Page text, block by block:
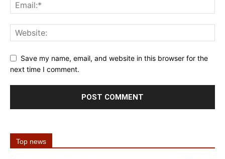
Save my name, email, and website in this browser for the
next time I comment.
Top news